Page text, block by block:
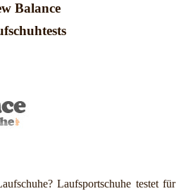
Balance
Laufsportschuhe testet für